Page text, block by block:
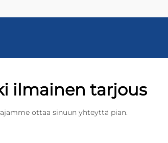
ilmainen tarjous
ottaa sinuun yhteyttä pian.